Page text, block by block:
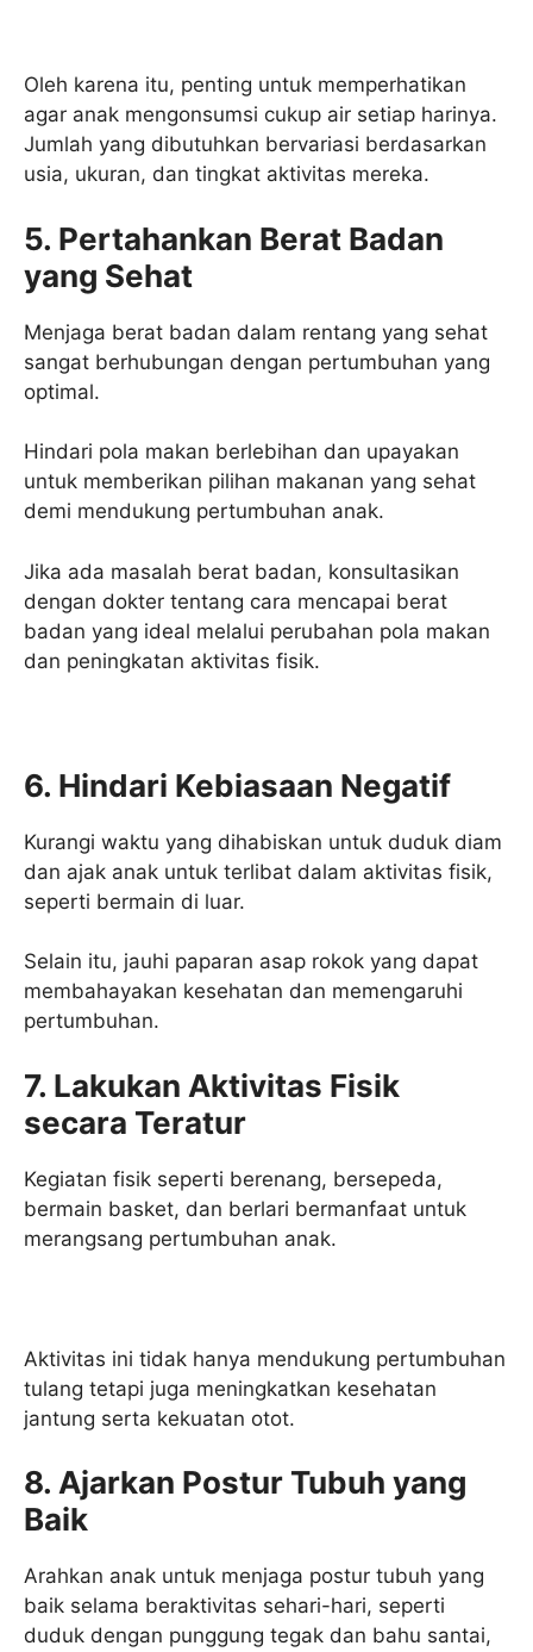
Oleh karena itu, penting untuk memperhatikan
agar anak mengonsumsi cukup air setiap harinya.
Jumlah yang dibutuhkan bervariasi berdasarkan
usia, ukuran, dan tingkat aktivitas mereka.
5. Pertahankan Berat Badan
yang Sehat
Menjaga berat badan dalam rentang yang sehat
sangat berhubungan dengan pertumbuhan yang
optimal.
Hindari pola makan berlebihan dan upayakan
untuk memberikan pilihan makanan yang sehat
demi mendukung pertumbuhan anak.
Jika ada masalah berat badan, konsultasikan
dengan dokter tentang cara mencapai berat
badan yang ideal melalui perubahan pola makan
dan peningkatan aktivitas fisik.
6. Hindari Kebiasaan Negatif
Kurangi waktu yang dihabiskan untuk duduk diam
dan ajak anak untuk terlibat dalam aktivitas fisik,
seperti bermain di luar.
Selain itu, jauhi paparan asap rokok yang dapat
membahayakan kesehatan dan memengaruhi
pertumbuhan.
7. Lakukan Aktivitas Fisik
secara Teratur
Kegiatan fisik seperti berenang, bersepeda,
bermain basket, dan berlari bermanfaat untuk
merangsang pertumbuhan anak.
Aktivitas ini tidak hanya mendukung pertumbuhan
tulang tetapi juga meningkatkan kesehatan
jantung serta kekuatan otot.
8. Ajarkan Postur Tubuh yang
Baik
Arahkan anak untuk menjaga postur tubuh yang
baik selama beraktivitas sehari-hari, seperti
duduk dengan punggung tegak dan bahu santai,